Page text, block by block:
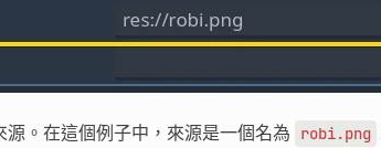
。在這個例子中，來源是一個名為 robi.png